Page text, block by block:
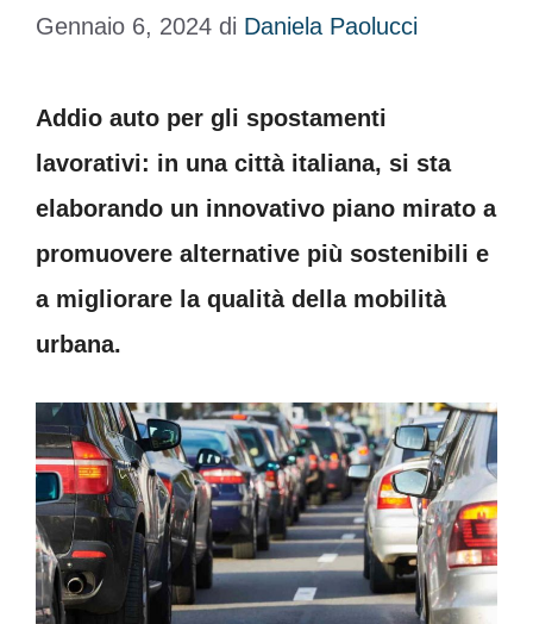
Gennaio 6, 2024 di Daniela Paolucci
Addio auto per gli spostamenti
lavorativi: in una città italiana, si sta
elaborando un innovativo piano mirato a
promuovere alternative più sostenibili e
a migliorare la qualità della mobilità
urbana.